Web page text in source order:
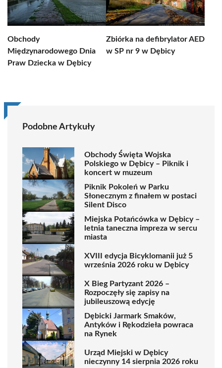
Obchody
Międzynarodowego Dnia
Praw Dziecka w Dębicy
Zbiórka na defibrylator AED
w SP nr 9 w Dębicy
Podobne Artykuły
Obchody Święta Wojska
Polskiego w Dębicy – Piknik i
koncert w muzeum
Piknik Pokoleń w Parku
Słonecznym z finałem w postaci
Silent Disco
Miejska Potańcówka w Dębicy –
letnia taneczna impreza w sercu
miasta
XVIII edycja Bicyklomanii już 5
września 2026 roku w Dębicy
X Bieg Partyzant 2026 –
Rozpoczęły się zapisy na
jubileuszową edycję
Dębicki Jarmark Smaków,
Antyków i Rękodzieła powraca
na Rynek
Urząd Miejski w Dębicy
nieczynny 14 sierpnia 2026 roku